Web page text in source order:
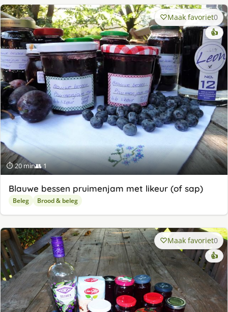
⏱ 20 min👥 1
Maak favoriet0
👍
Blauwe bessen pruimenjam met likeur (of sap)
Beleg Brood & beleg
Maak favoriet0
👍